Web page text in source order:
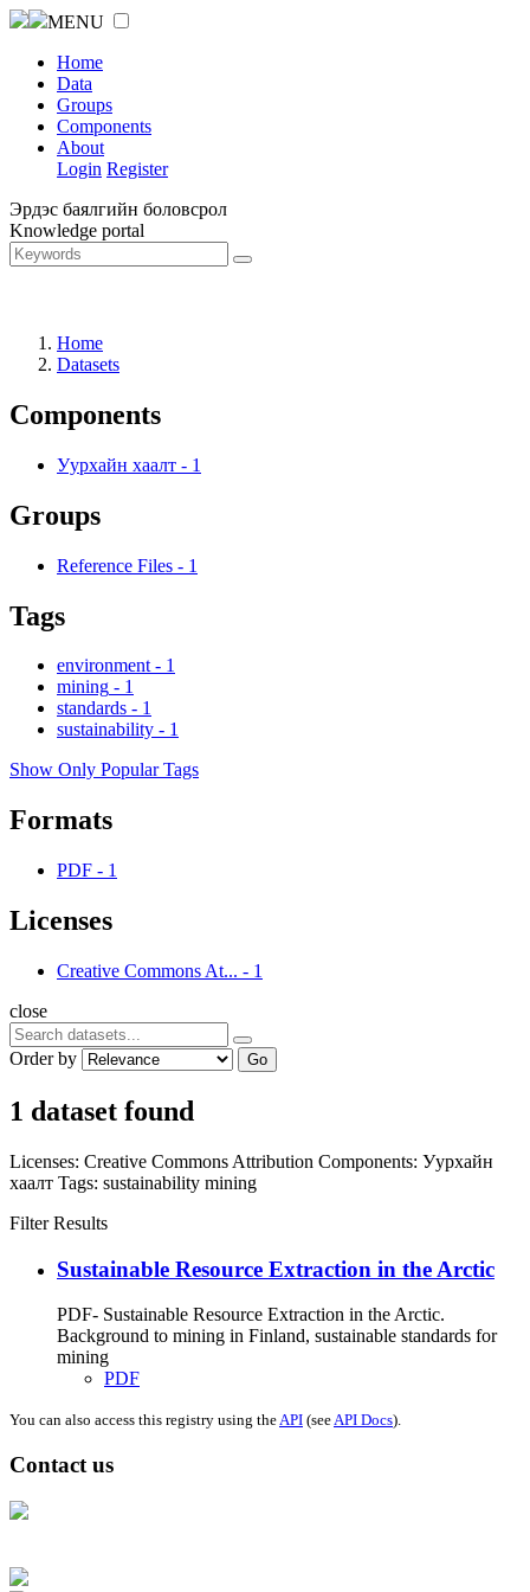
MENU
Home
Data
Groups
Components
About
Login Register
Эрдэс баялгийн боловсрол
Knowledge portal
Home
Datasets
Components
Уурхайн хаалт - 1
Groups
Reference Files - 1
Tags
environment - 1
mining - 1
standards - 1
sustainability - 1
Show Only Popular Tags
Formats
PDF - 1
Licenses
Creative Commons At... - 1
close
Order by Go
1 dataset found
Licenses: Creative Commons Attribution Components: Уурхайн
хаалт Tags: sustainability mining
Filter Results
Sustainable Resource Extraction in the Arctic
PDF- Sustainable Resource Extraction in the Arctic.
Background to mining in Finland, sustainable standards for
mining
PDF
You can also access this registry using theAPI (seeAPI Docs).
Contact us